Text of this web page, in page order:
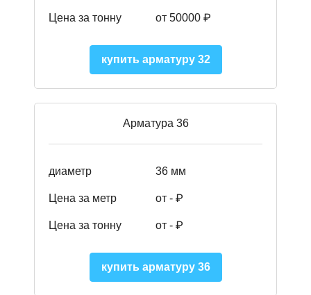
Цена за тонну от 50000 ₽
купить арматуру 32
Арматура 36
диаметр 36 мм
Цена за метр от - ₽
Цена за тонну от - ₽
купить арматуру 36